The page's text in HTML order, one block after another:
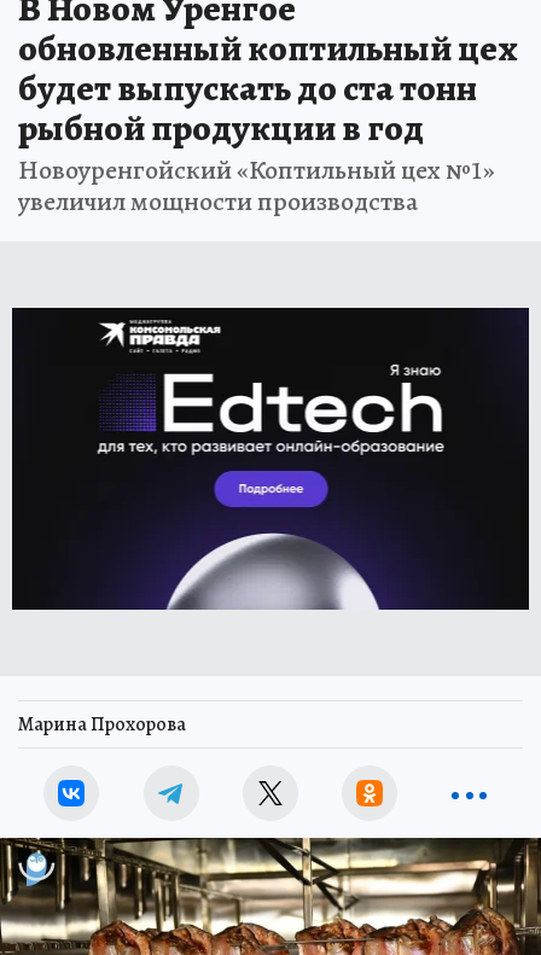
обновленный коптильный цех
будет выпускать до ста тонн
рыбной продукции в год
Новоуренгойский «Коптильный цех №1»
увеличил мощности производства
Марина Прохорова